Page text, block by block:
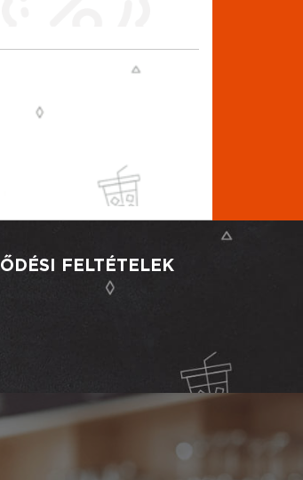
FELTÉTELEK